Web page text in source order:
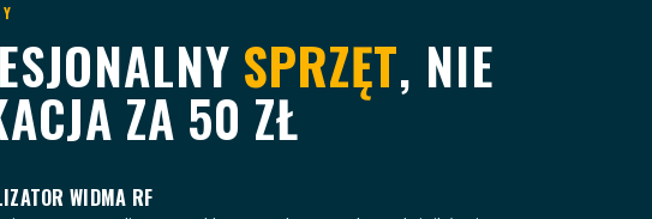
SPRZĘT, NIE
ZA 50 ZŁ
WIDMA RF